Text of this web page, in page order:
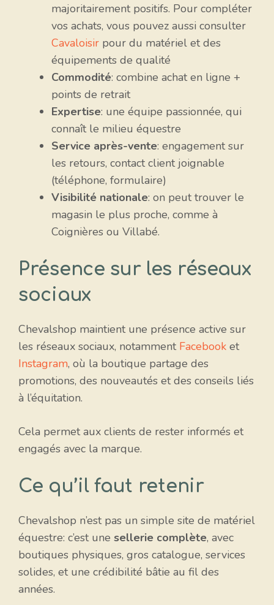
majoritairement positifs. Pour compléter
vos achats, vous pouvez aussi consulter
Cavaloisir pour du matériel et des
équipements de qualité
Commodité: combine achat en ligne +
points de retrait
Expertise: une équipe passionnée, qui
connaît le milieu équestre
Service après-vente: engagement sur
les retours, contact client joignable
(téléphone, formulaire)
Visibilité nationale: on peut trouver le
magasin le plus proche, comme à
Coignières ou Villabé.
Présence sur les réseaux
sociaux
Chevalshop maintient une présence active sur
les réseaux sociaux, notamment Facebook et
Instagram, où la boutique partage des
promotions, des nouveautés et des conseils liés
à l’équitation.
Cela permet aux clients de rester informés et
engagés avec la marque.
Ce qu’il faut retenir
Chevalshop n’est pas un simple site de matériel
équestre: c’est une sellerie complète, avec
boutiques physiques, gros catalogue, services
solides, et une crédibilité bâtie au fil des
années.